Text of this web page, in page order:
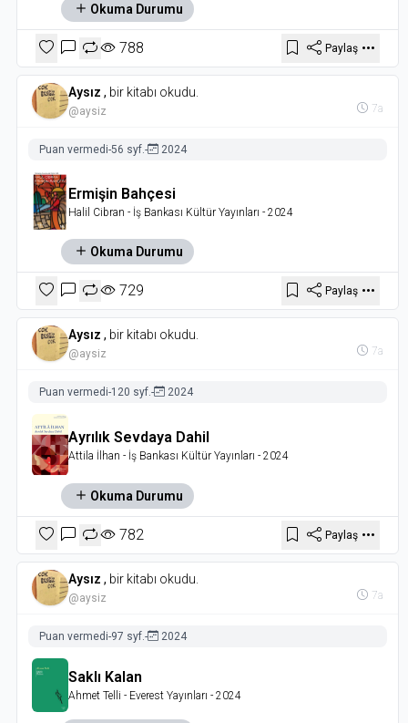
Okuma Durumu
788 Paylaş
Aysız , bir kitabı okudu.
@aysiz 7a
Puan vermedi-56 syf.- 2024
Ermişin Bahçesi
Halil Cibran - İş Bankası Kültür Yayınları - 2024
Okuma Durumu
729 Paylaş
Aysız , bir kitabı okudu.
@aysiz 7a
Puan vermedi-120 syf.- 2024
Ayrılık Sevdaya Dahil
Attila İlhan - İş Bankası Kültür Yayınları - 2024
Okuma Durumu
782 Paylaş
Aysız , bir kitabı okudu.
@aysiz 7a
Puan vermedi-97 syf.- 2024
Saklı Kalan
Ahmet Telli - Everest Yayınları - 2024